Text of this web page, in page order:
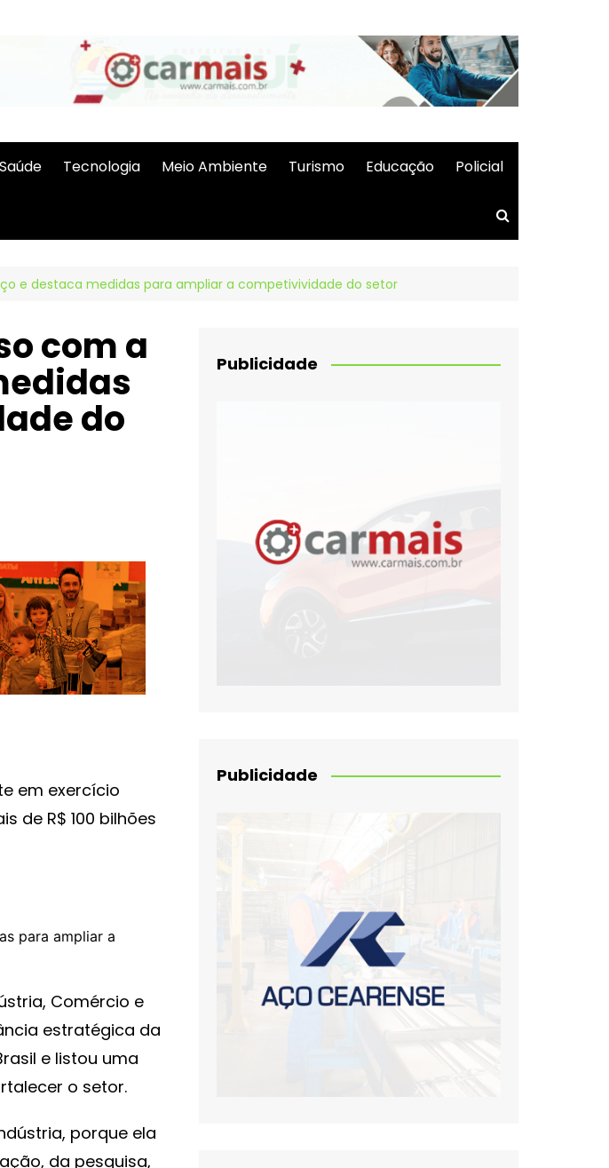
Saúde Tecnologia Meio Ambiente Turismo Educação Policial
e destaca medidas para ampliar a competivividade do setor
com a
do
em exercício
de R$ 100 bilhões
Comércio e
estratégica da
e listou uma
o setor.
porque ela
da pesquisa,
Publicidade
Publicidade